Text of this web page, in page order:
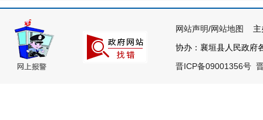
网站声明/网站地图
主
协办：襄垣县人民政
晋ICP备09001356号